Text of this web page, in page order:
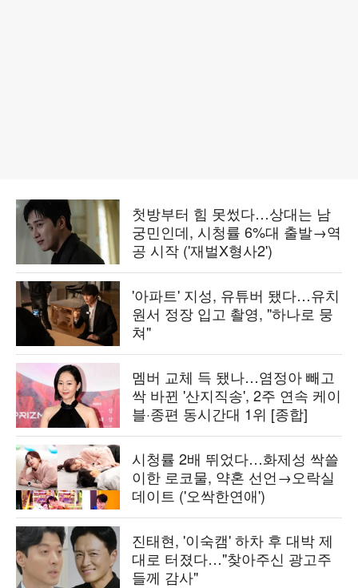
첫방부터 힘 못썼다…상대는 남
궁민인데, 시청률 6%대 출발→역
공 시작 ('재벌X형사2')
'아파트' 지성, 유튜버 됐다…유치
원서 정장 입고 촬영, "하나로 뭉
쳐"
멤버 교체 득 됐나…염정아 빼고
싹 바뀐 '산지직송', 2주 연속 케이
블·종편 동시간대 1위 [종합]
시청률 2배 뛰었다…화제성 싹쓸
이한 로코물, 약혼 선언→오락실
데이트 ('오싹한연애')
진태현, '이숙캠' 하차 후 대박 제
대로 터졌다…"찾아주신 광고주
들께 감사"